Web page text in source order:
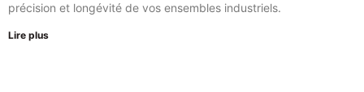
précision et longévité de vos ensembles industriels.
Lire plus